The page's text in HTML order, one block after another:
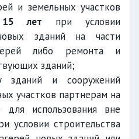
и земельных участков
лет при условии
зданий на части
либо ремонта и
зданий;
зданий и сооружений
участков партнерам на
для использования вне
условии строительства